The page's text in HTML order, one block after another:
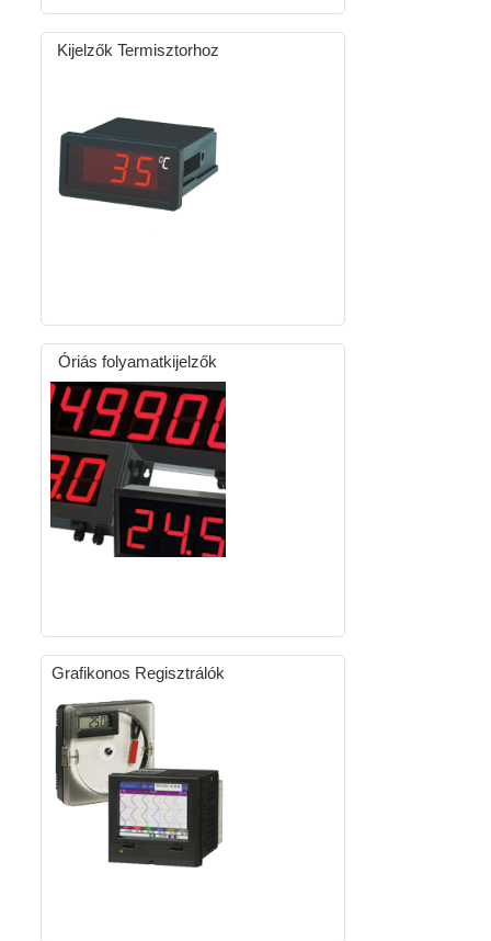
Kijelzők Termisztorhoz
Óriás folyamatkijelzők
Grafikonos Regisztrálók